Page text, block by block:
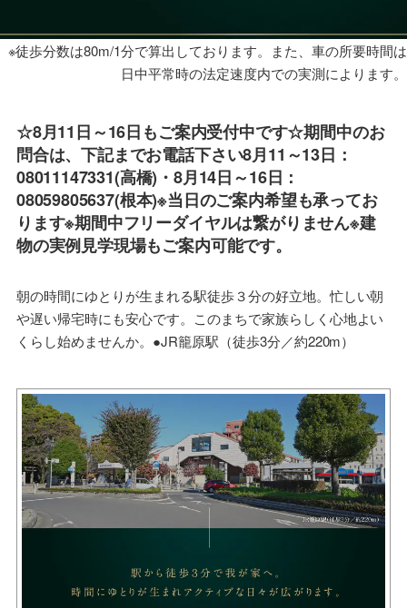
※徒歩分数は80m/1分で算出しております。また、車の所要時間は
日中平常時の法定速度内での実測によります。
☆8月11日～16日もご案内受付中です☆期間中のお
問合は、下記までお電話下さい8月11～13日：
08011147331(高橋)・8月14日～16日：
08059805637(根本)※当日のご案内希望も承ってお
ります※期間中フリーダイヤルは繋がりません※建
物の実例見学現場もご案内可能です。
朝の時間にゆとりが生まれる駅徒歩３分の好立地。忙しい朝
や遅い帰宅時にも安心です。このまちで家族らしく心地よい
くらし始めませんか。●JR籠原駅（徒歩3分／約220m）